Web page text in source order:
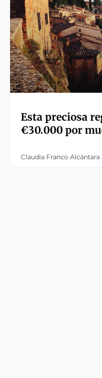
Esta preciosa
€30.000 por
Claudia Franco Alcántara